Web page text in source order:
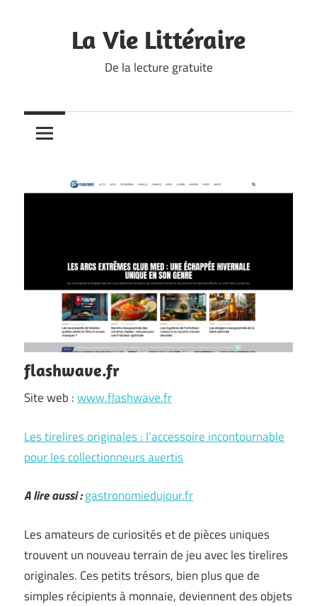
La Vie Littéraire
De la lecture gratuite
flashwave.fr
Site web :www.flashwave.fr
Les tirelires originales : l’accessoire incontournable
pour les collectionneurs avertis
A lire aussi :gastronomiedujour.fr
Les amateurs de curiosités et de pièces uniques
trouvent un nouveau terrain de jeu avec les tirelires
originales. Ces petits trésors, bien plus que de
simples récipients à monnaie, deviennent des objets